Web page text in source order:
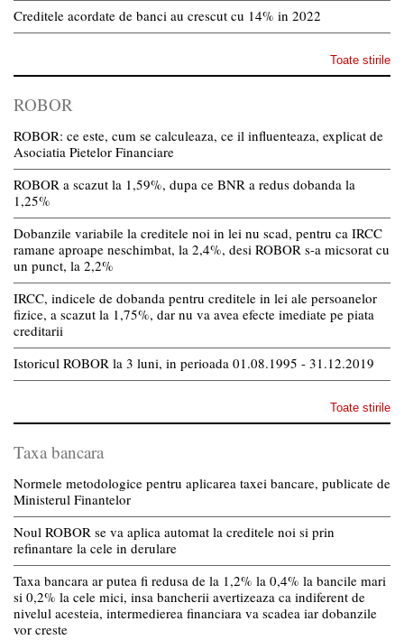
Creditele acordate de banci au crescut cu 14% in 2022
Toate stirile
ROBOR
ROBOR: ce este, cum se calculeaza, ce il influenteaza, explicat de
Asociatia Pietelor Financiare
ROBOR a scazut la 1,59%, dupa ce BNR a redus dobanda la
1,25%
Dobanzile variabile la creditele noi in lei nu scad, pentru ca IRCC
ramane aproape neschimbat, la 2,4%, desi ROBOR s-a micsorat cu
un punct, la 2,2%
IRCC, indicele de dobanda pentru creditele in lei ale persoanelor
fizice, a scazut la 1,75%, dar nu va avea efecte imediate pe piata
creditarii
Istoricul ROBOR la 3 luni, in perioada 01.08.1995 - 31.12.2019
Toate stirile
Taxa bancara
Normele metodologice pentru aplicarea taxei bancare, publicate de
Ministerul Finantelor
Noul ROBOR se va aplica automat la creditele noi si prin
refinantare la cele in derulare
Taxa bancara ar putea fi redusa de la 1,2% la 0,4% la bancile mari
si 0,2% la cele mici, insa bancherii avertizeaza ca indiferent de
nivelul acesteia, intermedierea financiara va scadea iar dobanzile
vor creste